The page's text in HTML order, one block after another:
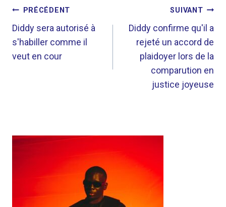
NAVIGATION
DE
L’ARTICLE
PRÉCÉDENT
Diddy sera autorisé à
s'habiller comme il
veut en cour
SUIVANT
Diddy confirme qu'il a
rejeté un accord de
plaidoyer lors de la
comparution en
justice joyeuse